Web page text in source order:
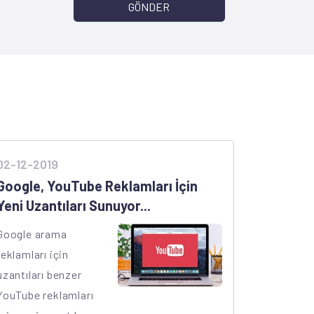
GÖNDER
12-2019
YouTube Reklamları İçin
Uzantıları Sunuyor...
arama
için
benzer
reklamları